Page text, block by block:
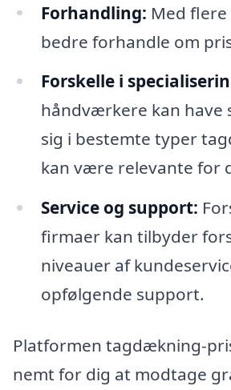
Forhandling: Med
bedre forhandle om
Forskelle i
håndværkere kan have
sig i bestemte typer
kan være relevante for
Service og support:
firmaer kan tilbyder
niveauer af
opfølgende support.
Platformen tagdækning-
nemt for dig at modtage